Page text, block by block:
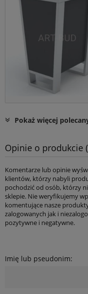
Pokaż więcej
Opinie o produkcie
Komentarze lub opinie
klientów, którzy nabyli
pochodzić od osób, którzy
sklepie. Nie weryfikujemy
komentujące nasze
zalogowanych jak i
pozytywne i negatywne.
Imię lub pseudonim: